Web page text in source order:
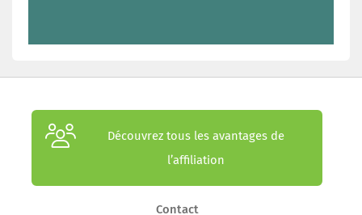
Découvrez tous les avantages de
l’affiliation
Contact